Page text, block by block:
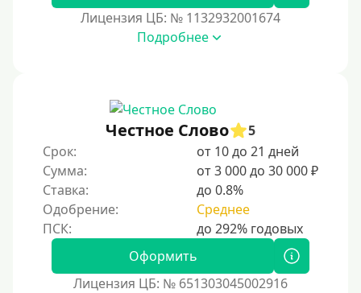
На карту Кукуруза
Моментум (Momentum)
С помощью системы Контакт (Contact)
Золотая Корона
С использованием системы быстрых платежей (СБП)
Способы получения
Без активации сервиса
Лицензия ЦБ: № 1132932001674
Подробнее
Честное Слово
5
Срок:
от 10 до 21 дней
Сумма:
от 3 000 до 30 000 ₽
Ставка:
до 0.8%
Одобрение:
Среднее
Оформить
Лицензия ЦБ: № 651303045002916